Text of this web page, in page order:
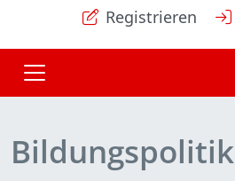
Registrieren
Bildungspolitik